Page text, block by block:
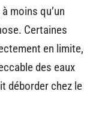
moins qu’un
Certaines
en limite,
des eaux
déborder chez le